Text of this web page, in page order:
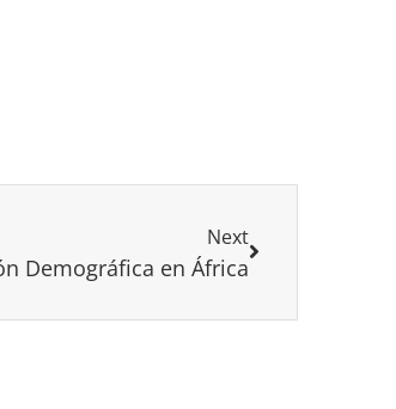
Next
Demográfica en África